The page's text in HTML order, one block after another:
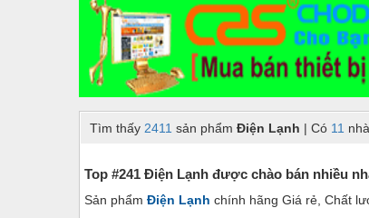
Dây chuyền sản xuất
Dệt may - Thiết bị
Dầu mỡ công nghiệp
Điện công nghiệp
Điện gia dụng
Điện Lạnh
Tìm thấy 2411 sản phẩm Điện Lạnh | Có 11
Top #241 Điện Lạnh được chào bán nhiều
Sản phẩm Điện Lạnh chính hãng Giá rẻ, Chất